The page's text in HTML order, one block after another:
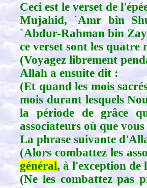
Ceci est le verset de
Mujahid, `Amr bin
`Abdur-Rahman bin
ce verset sont les quatre
(Voyagez librement
Allah a ensuite dit :
(Et quand les mois
mois durant lesquels
la période de grâce
associateurs où que
La phrase suivante
(Alors combattez les
général, à l'exception de
(Ne les combattez pas